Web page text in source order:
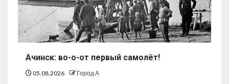
Ачинск: во-о-от первый самолёт!
05.08.2026 Город А